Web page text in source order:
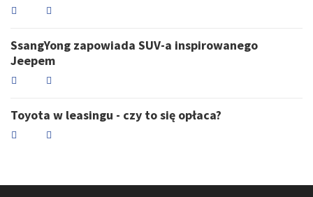
SsangYong zapowiada SUV-a inspirowanego
Jeepem
Toyota w leasingu - czy to się opłaca?